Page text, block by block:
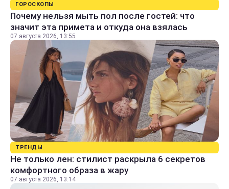
ГОРОСКОПЫ
Почему нельзя мыть пол после гостей: что
значит эта примета и откуда она взялась
07 августа 2026, 13:55
ТРЕНДЫ
Не только лен: стилист раскрыла 6 секретов
комфортного образа в жару
07 августа 2026, 13:14